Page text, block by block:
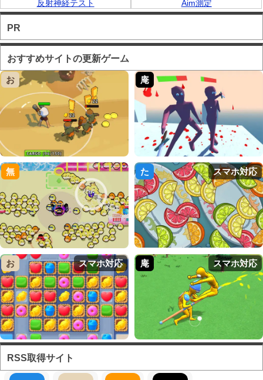
反射神経テスト Aim測定
PR
おすすめサイトの更新ゲーム
お 庵
無 た スマホ対応
お スマホ対応 庵 スマホ対応
RSS取得サイト